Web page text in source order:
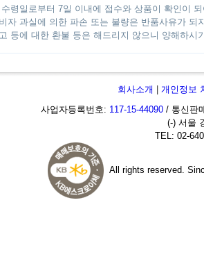
령일로부터 7일 이내에 접수와 상품이 확인이
자 과실에 의한 파손 또는 불량은 반품사유가 되
등에 대한 환불 등은 해드리지 않으니 양해하시
회사소개
개인정보
사업자등록번호: 117-15-44090/ 통신판
(-) 서울
TEL: 02-
All rights reserved.